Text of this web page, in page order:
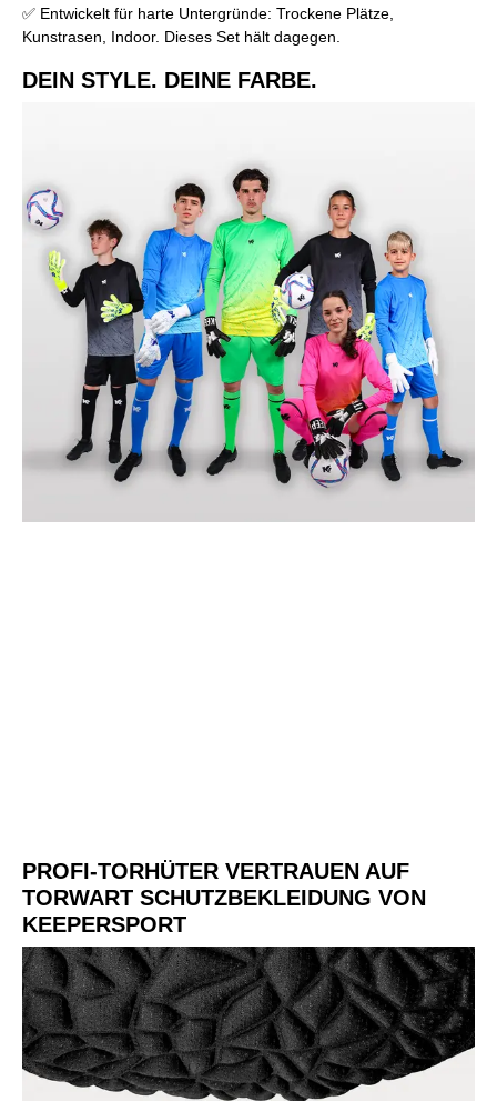
✅ Entwickelt für harte Untergründe: Trockene Plätze,
Kunstrasen, Indoor. Dieses Set hält dagegen.
DEIN STYLE. DEINE FARBE.
PROFI-TORHÜTER VERTRAUEN AUF
TORWART SCHUTZBEKLEIDUNG VON
KEEPERSPORT